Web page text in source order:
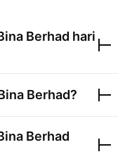
Berhad hari
Berhad?
Berhad